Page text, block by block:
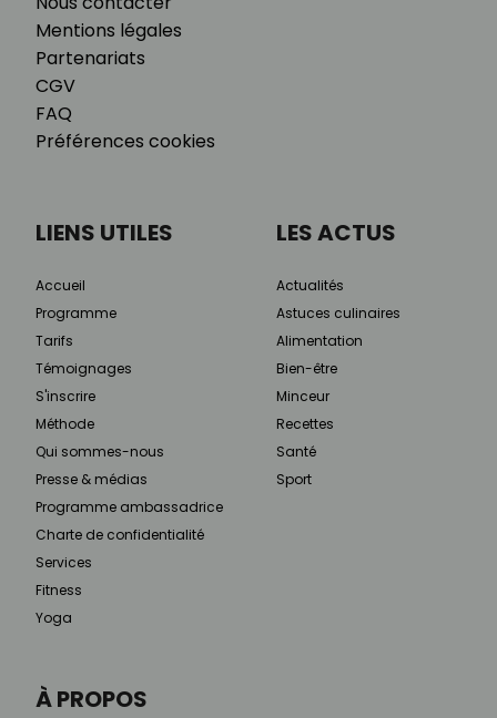
Mentions légales
Partenariats
CGV
FAQ
Préférences cookies
À PROPOS
LIENS UTILES
Accueil
Programme
Tarifs
Témoignages
S'inscrire
Méthode
Qui sommes-nous
Presse & médias
Programme ambassadrice
Charte de confidentialité
Services
Fitness
Yoga
LES ACTUS
Actualités
Astuces culinaires
Alimentation
Bien-être
Minceur
Recettes
Santé
Sport